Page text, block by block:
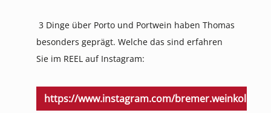
3 Dinge über Porto und Portwein haben Thomas
besonders geprägt. Welche das sind erfahren
Sie im REEL auf Instagram:
https://www.instagram.com/bremer.weinkolleg/